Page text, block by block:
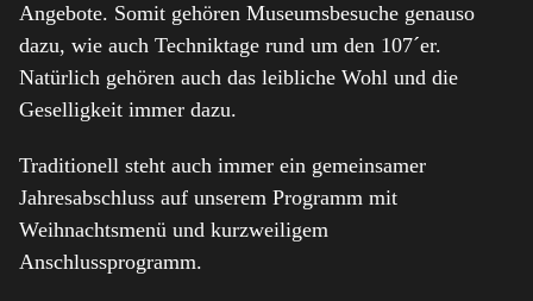
Angebote. Somit gehören Museumsbesuche genauso
dazu, wie auch Techniktage rund um den 107´er.
Natürlich gehören auch das leibliche Wohl und die
Geselligkeit immer dazu.
Traditionell steht auch immer ein gemeinsamer
Jahresabschluss auf unserem Programm mit
Weihnachtsmenü und kurzweiligem
Anschlussprogramm.